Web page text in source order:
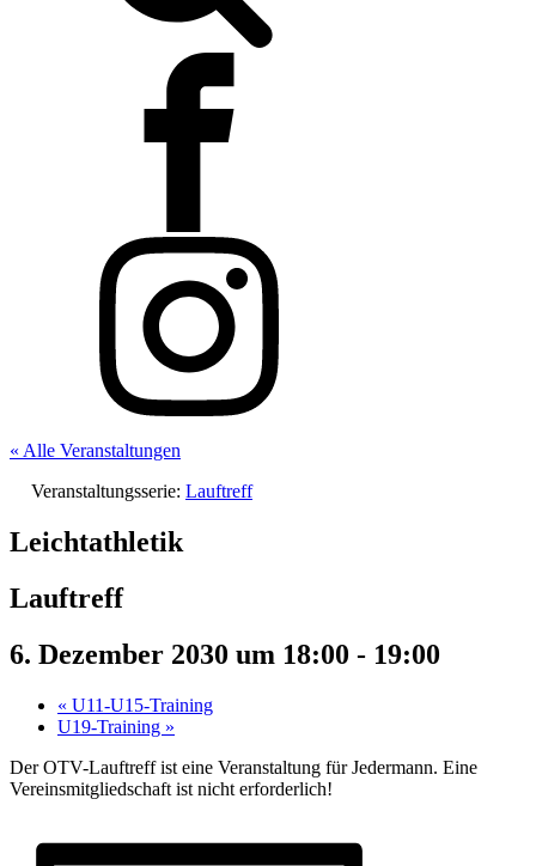
« Alle Veranstaltungen
Veranstaltungsserie: Lauftreff
Leichtathletik
Lauftreff
6. Dezember 2030 um 18:00 - 19:00
« U11-U15-Training
U19-Training »
Der OTV-Lauftreff ist eine Veranstaltung für Jedermann. Eine
Vereinsmitgliedschaft ist nicht erforderlich!